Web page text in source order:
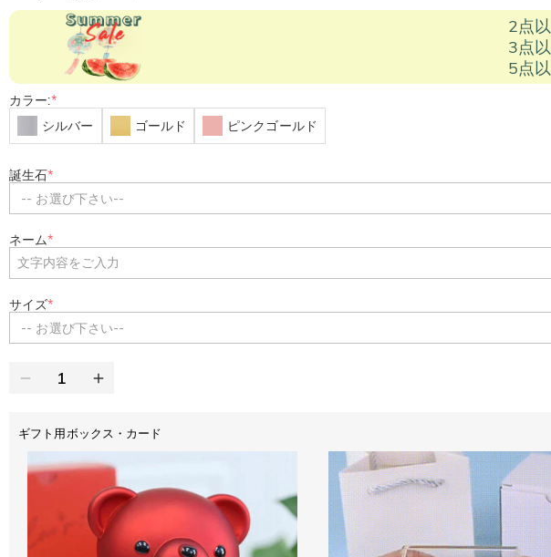
2点
3点
5点
カラー:*
シルバー
ゴールド ピンクゴールド
誕生石*
-- お選び下さい--
ネーム*
サイズ*
-- お選び下さい--
ギフト用ボックス・カード